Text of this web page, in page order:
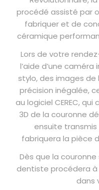
procédé assisté par
fabriquer et de
céramique
Lors de votre
l’aide d’une
stylo, des images de
précision inégalée,
au logiciel CEREC,
3D de la couronne
ensuite transmis
fabriquera la pièce
Dès que la
dentiste procédera
dans